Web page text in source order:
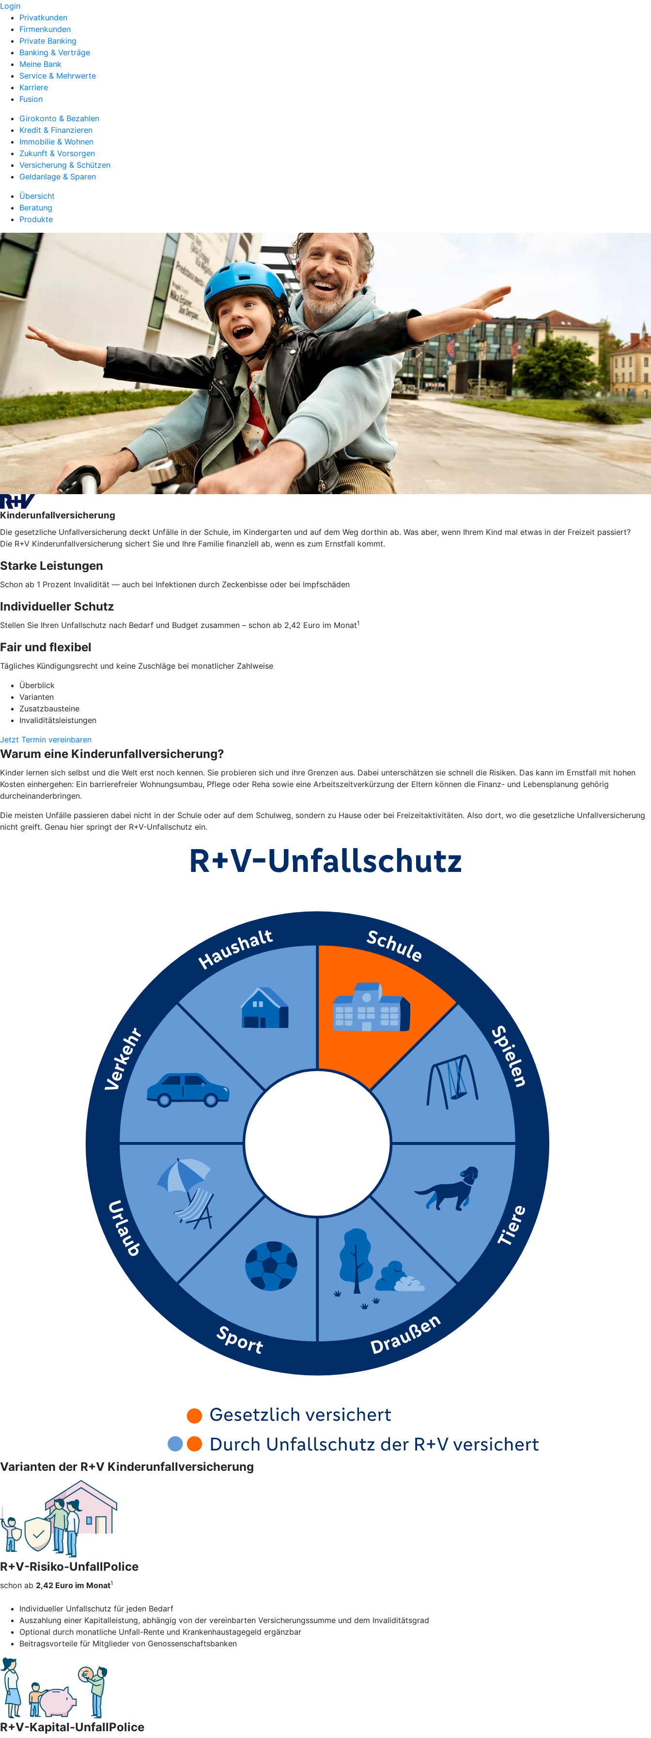
Login
Privatkunden
Firmenkunden
Private Banking
Banking & Verträge
Meine Bank
Service & Mehrwerte
Karriere
Fusion
Girokonto & Bezahlen
Kredit & Finanzieren
Immobilie & Wohnen
Zukunft & Vorsorgen
Versicherung & Schützen
Geldanlage & Sparen
Übersicht
Beratung
Produkte
Kinderunfallversicherung
Die gesetzliche Unfallversicherung deckt Unfälle in der Schule, im Kindergarten und auf dem Weg dorthin ab. Was aber, wenn Ihrem Kind mal etwas in der Freizeit passiert?
Die R+V Kinderunfallversicherung sichert Sie und Ihre Familie finanziell ab, wenn es zum Ernstfall kommt.
Starke Leistungen
Schon ab 1 Prozent Invalidität — auch bei Infektionen durch Zeckenbisse oder bei Impfschäden
Individueller Schutz
Stellen Sie Ihren Unfallschutz nach Bedarf und Budget zusammen – schon ab 2,42 Euro im Monat1
Fair und flexibel
Tägliches Kündigungsrecht und keine Zuschläge bei monatlicher Zahlweise
Überblick
Varianten
Zusatzbausteine
Invaliditätsleistungen
Jetzt Termin vereinbaren
Warum eine Kinderunfallversicherung?
Kinder lernen sich selbst und die Welt erst noch kennen. Sie probieren sich und ihre Grenzen aus. Dabei unterschätzen sie schnell die Risiken. Das kann im Ernstfall mit hohen
Kosten einhergehen: Ein barrierefreier Wohnungsumbau, Pflege oder Reha sowie eine Arbeitszeitverkürzung der Eltern können die Finanz- und Lebensplanung gehörig
durcheinanderbringen.
Die meisten Unfälle passieren dabei nicht in der Schule oder auf dem Schulweg, sondern zu Hause oder bei Freizeitaktivitäten. Also dort, wo die gesetzliche Unfallversicherung
nicht greift. Genau hier springt der R+V-Unfallschutz ein.
Varianten der R+V Kinderunfallversicherung
R+V-Risiko-UnfallPolice
schon ab 2,42 Euro im Monat1
Individueller Unfallschutz für jeden Bedarf
Auszahlung einer Kapitalleistung, abhängig von der vereinbarten Versicherungssumme und dem Invaliditätsgrad
Optional durch monatliche Unfall-Rente und Krankenhaustagegeld ergänzbar
Beitragsvorteile für Mitglieder von Genossenschaftsbanken
R+V-Kapital-UnfallPolice